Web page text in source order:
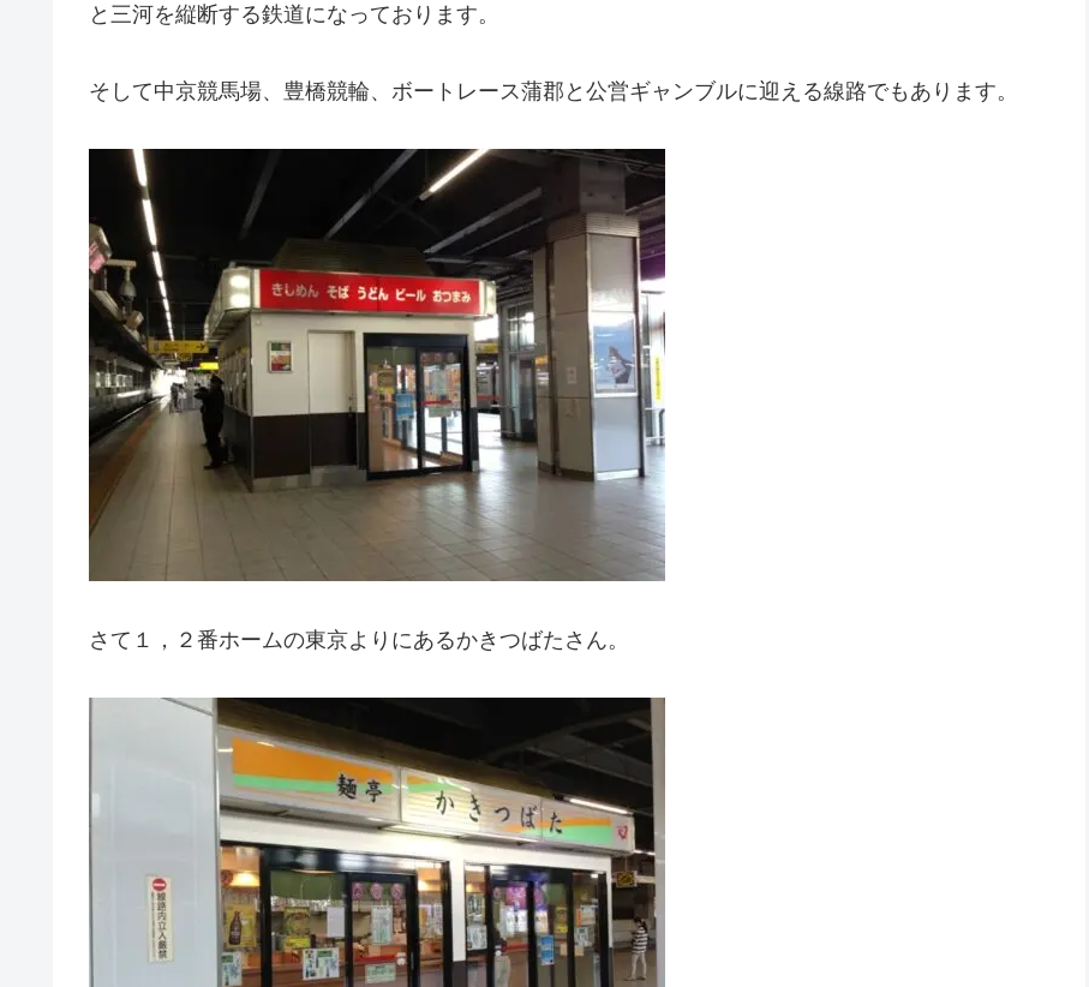
と三河を縦断する鉄道になっております。
そして中京競馬場、豊橋競輪、ボートレース蒲郡と公営ギャンブルに迎える線路でもあります。
さて１，２番ホームの東京よりにあるかきつばたさん。